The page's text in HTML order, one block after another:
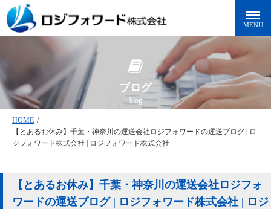
ブログ
blog
HOME /
【とあるお休み】千葉・神奈川の運送会社ロジフォワードの運送ブログ | ロ
ジフォワード株式会社 | ロジフォワード株式会社
【とあるお休み】千葉・神奈川の運送会社ロジフォ
ワードの運送ブログ | ロジフォワード株式会社 | ロジ